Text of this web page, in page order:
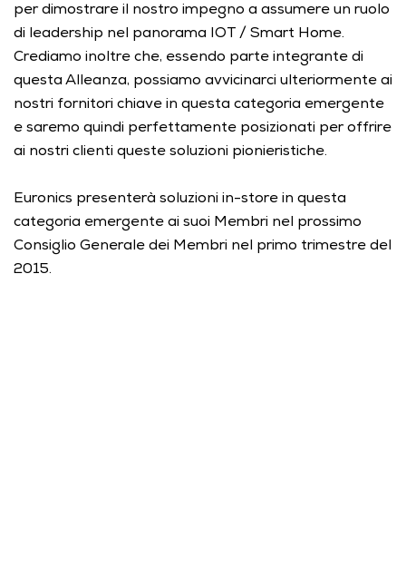
per dimostrare il nostro impegno a assumere un ruolo
di leadership nel panorama IOT / Smart Home.
Crediamo inoltre che, essendo parte integrante di
questa Alleanza, possiamo avvicinarci ulteriormente ai
nostri fornitori chiave in questa categoria emergente
e saremo quindi perfettamente posizionati per offrire
ai nostri clienti queste soluzioni pionieristiche.
Euronics presenterà soluzioni in-store in questa
categoria emergente ai suoi Membri nel prossimo
Consiglio Generale dei Membri nel primo trimestre del
2015.